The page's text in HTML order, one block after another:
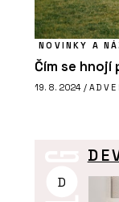
NOVINKY A
Čím se hnojí
19. 8. 2024 /
D